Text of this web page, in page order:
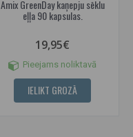
Amix GreenDay kaņepju sēklu
eļļa 90 kapsulas.
19,95€
Pieejams noliktavā
IELIKT GROZĀ